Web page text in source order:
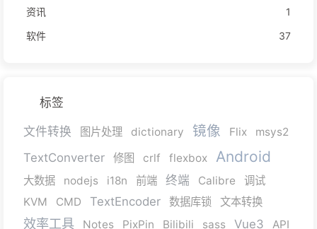
资讯
1
软件
37
标签
文件转换 图片处理 dictionary 镜像 Flix msys2
TextConverter 修图 crlf flexbox Android
大数据 nodejs i18n 前端 终端 Calibre
调试
KVM
CMD TextEncoder 数据库锁 文本转换
效率工具 Notes PixPin Bilibili sass Vue3
API